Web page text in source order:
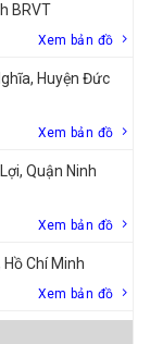
BRVT
Xem bản đồ
Huyện Đức
Xem bản đồ
Quận Ninh
Xem bản đồ
Chí Minh
Xem bản đồ